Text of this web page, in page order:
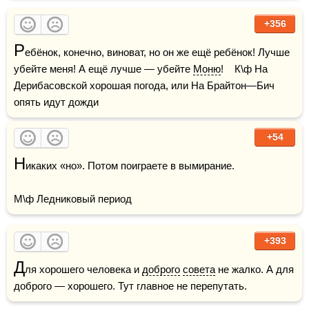
+356
Ребёнок, конечно, виноват, но он же ещё ребёнок! Лучше
убейте меня! А ещё лучше — убейте Моню!    К\ф На
Дерибасовской хорошая погода, или На Брайтон—Бич
опять идут дожди
+54
Никаких «но». Потом поиграете в вымирание.
М\ф Ледниковый период
+393
Для хорошего человека и доброго совета не жалко. А для
доброго — хорошего. Тут главное не перепутать.